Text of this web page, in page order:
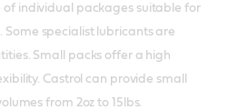
of individual packages suitable for
Some specialist lubricants are
Small packs offer a high
Castrol can provide small
from 2oz to 15lbs.